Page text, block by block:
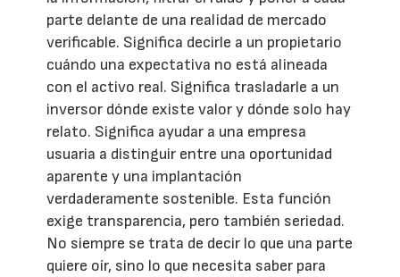
parte delante de una realidad de mercado
verificable. Significa decirle a un propietario
cuándo una expectativa no está alineada
con el activo real. Significa trasladarle a un
inversor dónde existe valor y dónde solo hay
relato. Significa ayudar a una empresa
usuaria a distinguir entre una oportunidad
aparente y una implantación
verdaderamente sostenible. Esta función
exige transparencia, pero también seriedad.
No siempre se trata de decir lo que una parte
quiere oír, sino lo que necesita saber para